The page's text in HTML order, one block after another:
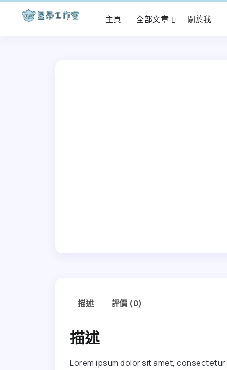
主頁 全部文章 關於我
描述 評價 (0)
描述
Lorem ipsum dolor sit amet,